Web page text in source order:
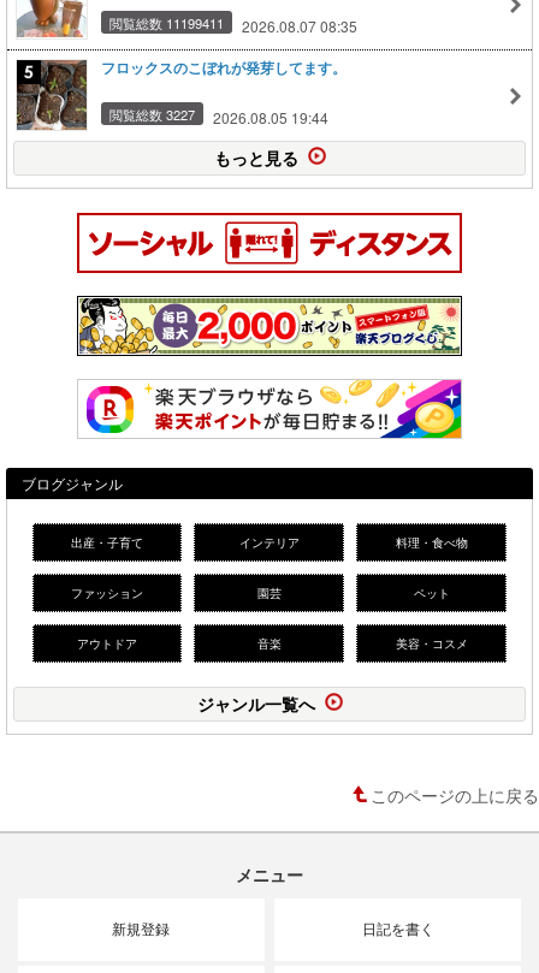
閲覧総数 11199411 2026.08.07 08:35
フロックスのこぼれが発芽してます。
閲覧総数 3227 2026.08.05 19:44
もっと見る
ブログジャンル
出産・子育て インテリア 料理・食べ物
ファッション 園芸 ペット
アウトドア 音楽 美容・コスメ
ジャンル一覧へ
このページの上に戻る
メニュー
新規登録 日記を書く